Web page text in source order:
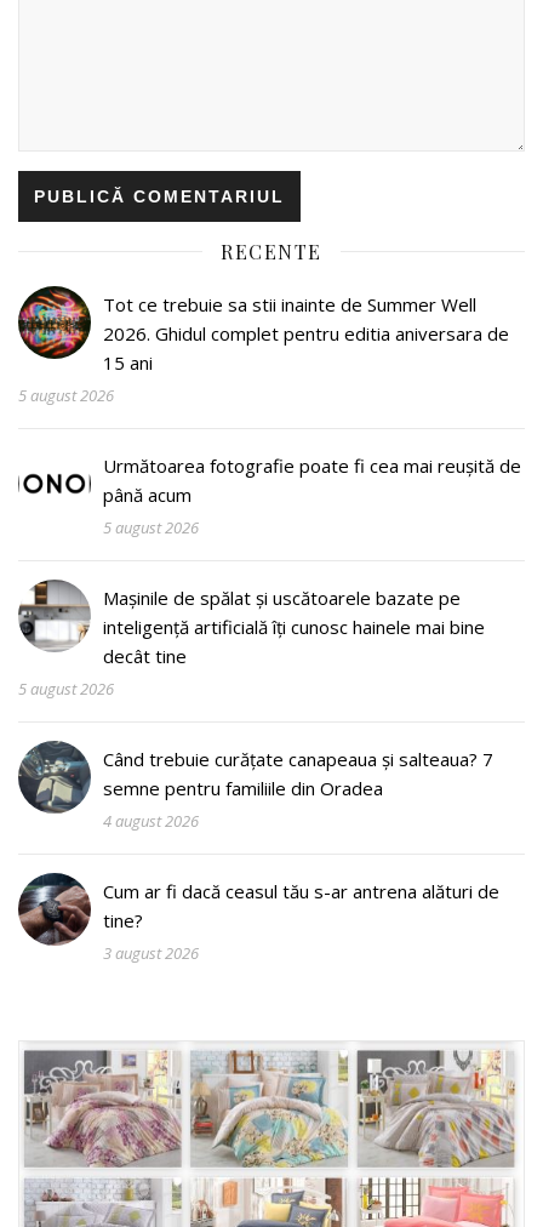
RECENTE
Tot ce trebuie sa stii inainte de Summer Well
2026. Ghidul complet pentru editia aniversara de
15 ani
5 august 2026
Următoarea fotografie poate fi cea mai reușită de
până acum
5 august 2026
Mașinile de spălat și uscătoarele bazate pe
inteligență artificială îți cunosc hainele mai bine
decât tine
5 august 2026
Când trebuie curățate canapeaua și salteaua? 7
semne pentru familiile din Oradea
4 august 2026
Cum ar fi dacă ceasul tău s-ar antrena alături de
tine?
3 august 2026